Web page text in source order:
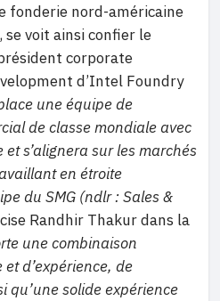
fonderie nord-américaine
se voit ainsi confier le
corporate
d’Intel Foundry
une équipe de
de classe mondiale avec
s’alignera sur les marchés
en étroite
du SMG (ndlr : Sales &
Randhir Thakur dans la
une combinaison
d’expérience, de
qu’une solide expérience